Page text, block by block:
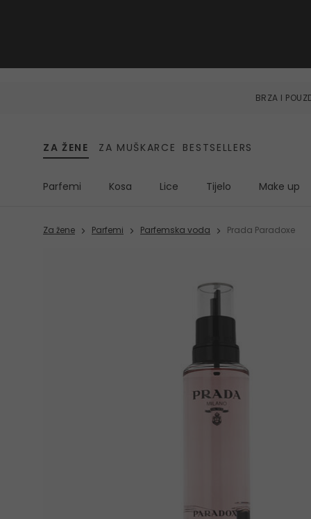
BRZA I
ZA ŽENE ZA MUŠKARCE BESTSELLERS
Parfemi Kosa Lice Tijelo Make up
Za žene Parfemi Parfemska voda Prada Paradoxe